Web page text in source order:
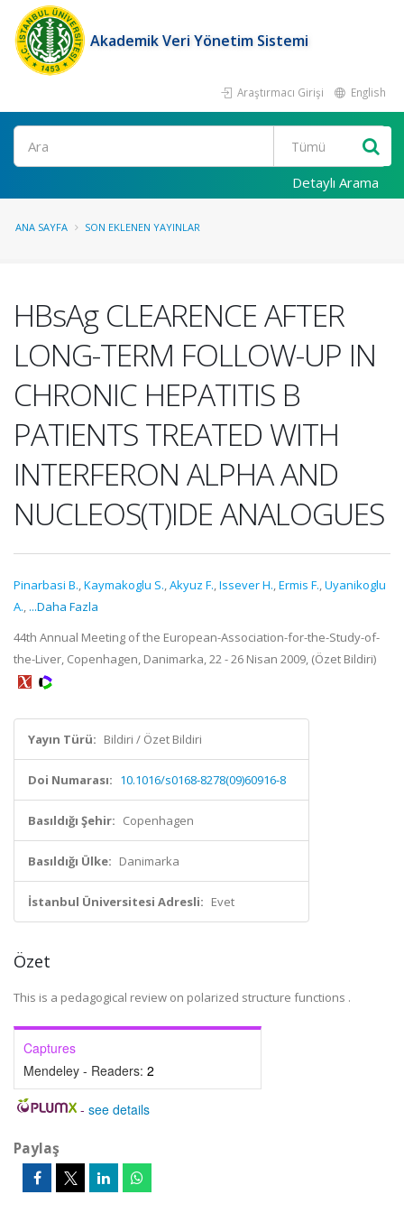
Akademik Veri Yönetim Sistemi
Araştırmacı Girişi English
Ara
Detaylı Arama
ANA SAYFA SON EKLENEN YAYINLAR
HBsAg CLEARENCE AFTER
LONG-TERM FOLLOW-UP IN
CHRONIC HEPATITIS B
PATIENTS TREATED WITH
INTERFERON ALPHA AND
NUCLEOS(T)IDE ANALOGUES
Pinarbasi B.,Kaymakoglu S.,Akyuz F.,Issever H.,Ermis F.,Uyanikoglu
A., ...Daha Fazla
44th Annual Meeting of the European-Association-for-the-Study-of-
the-Liver, Copenhagen, Danimarka, 22 - 26 Nisan 2009, (Özet Bildiri)
Yayın Türü: Bildiri / Özet Bildiri
Doi Numarası: 10.1016/s0168-8278(09)60916-8
Basıldığı Şehir: Copenhagen
Basıldığı Ülke: Danimarka
İstanbul Üniversitesi Adresli: Evet
Özet
This is a pedagogical review on polarized structure functions .
Captures
Mendeley - Readers: 2
- see details
Paylaş